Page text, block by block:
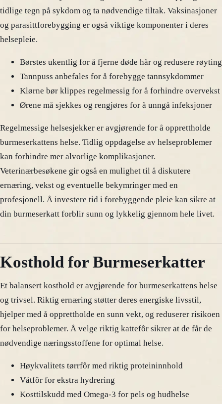
tidlige tegn på sykdom og ta nødvendige tiltak. Vaksinasjoner
og parasittforebygging er også viktige komponenter i deres
helsepleie.
Børstes ukentlig for å fjerne døde hår og redusere røyting
Tannpuss anbefales for å forebygge tannsykdommer
Klørne bør klippes regelmessig for å forhindre overvekst
Ørene må sjekkes og rengjøres for å unngå infeksjoner
Regelmessige helsesjekker er avgjørende for å opprettholde
burmeserkattens helse. Tidlig oppdagelse av helseproblemer
kan forhindre mer alvorlige komplikasjoner.
Veterinærbesøkene gir også en mulighet til å diskutere
ernæring, vekst og eventuelle bekymringer med en
profesjonell. Å investere tid i forebyggende pleie kan sikre at
din burmeserkatt forblir sunn og lykkelig gjennom hele livet.
Kosthold for Burmeserkatter
Et balansert kosthold er avgjørende for burmeserkattens helse
og trivsel. Riktig ernæring støtter deres energiske livsstil,
hjelper med å opprettholde en sunn vekt, og reduserer risikoen
for helseproblemer. Å velge riktig kattefôr sikrer at de får de
nødvendige næringsstoffene for optimal helse.
Høykvalitets tørrfôr med riktig proteininnhold
Våtfôr for ekstra hydrering
Kosttilskudd med Omega-3 for pels og hudhelse